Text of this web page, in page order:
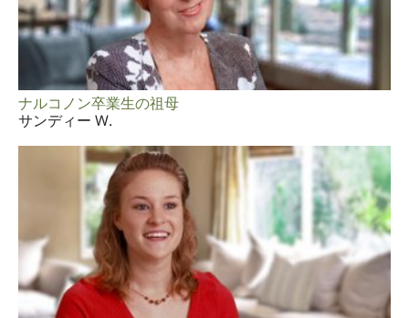
ナルコノン卒業生の祖母
サンディー W.